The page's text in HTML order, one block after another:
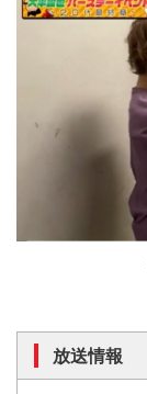
放送情報